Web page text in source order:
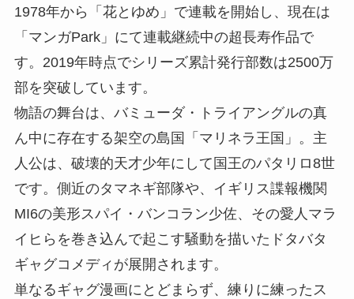
1978年から「花とゆめ」で連載を開始し、現在は
「マンガPark」にて連載継続中の超長寿作品で
す。2019年時点でシリーズ累計発行部数は2500万
部を突破しています。
物語の舞台は、バミューダ・トライアングルの真
ん中に存在する架空の島国「マリネラ王国」。主
人公は、破壊的天才少年にして国王のパタリロ8世
です。側近のタマネギ部隊や、イギリス諜報機関
MI6の美形スパイ・バンコラン少佐、その愛人マラ
イヒらを巻き込んで起こす騒動を描いたドタバタ
ギャグコメディが展開されます。
単なるギャグ漫画にとどまらず、練りに練ったス